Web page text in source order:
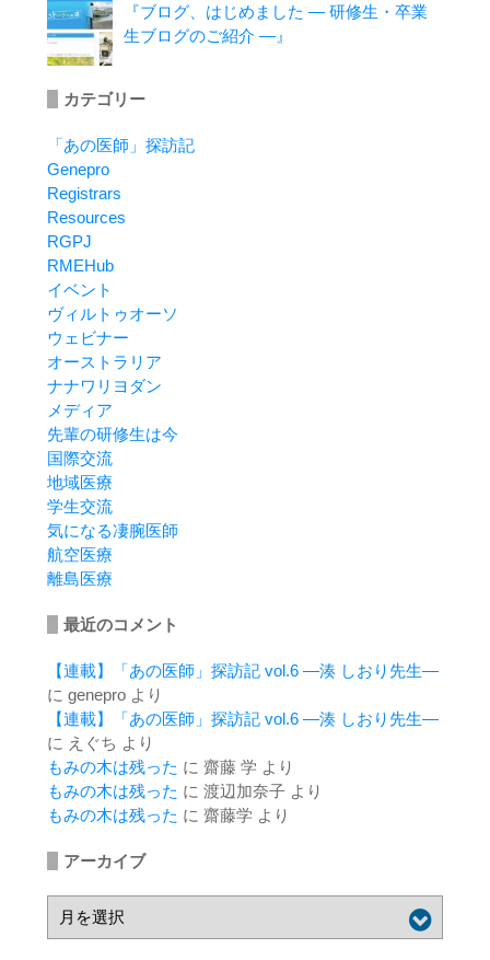
『ブログ、はじめました ― 研修生・卒業
生ブログのご紹介 ―』
カテゴリー
「あの医師」探訪記
Genepro
Registrars
Resources
RGPJ
RMEHub
イベント
ヴィルトゥオーソ
ウェビナー
オーストラリア
ナナワリヨダン
メディア
先輩の研修生は今
国際交流
地域医療
学生交流
気になる凄腕医師
航空医療
離島医療
最近のコメント
【連載】「あの医師」探訪記 vol.6 ―湊 しおり先生―
に geneproより
【連載】「あの医師」探訪記 vol.6 ―湊 しおり先生―
に えぐち より
もみの木は残った に 齋藤 学 より
もみの木は残った に 渡辺加奈子より
もみの木は残った に 齋藤学 より
アーカイブ